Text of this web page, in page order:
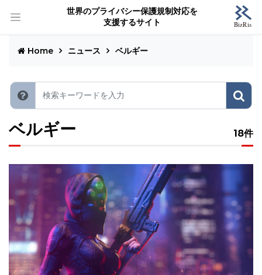
世界のプライバシー保護規制対応を
支援するサイト
Home ニュース ベルギー
ベルギー 18件